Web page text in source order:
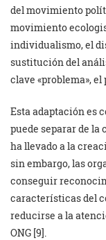
del movimiento
movimiento
individualismo, el
sustitución del
clave «problema»,
Esta adaptación es
puede separar de
ha llevado a la
sin embargo, las
conseguir
características del
reducirse a la
ONG [9].